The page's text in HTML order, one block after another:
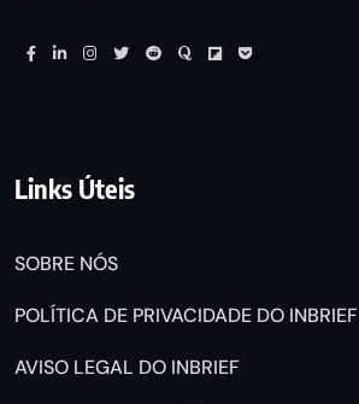
Links Úteis
SOBRE NÓS
POLÍTICA DE PRIVACIDADE DO INBRIEF
AVISO LEGAL DO INBRIEF